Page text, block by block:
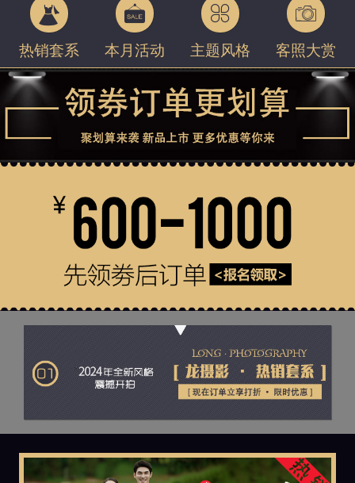
热销套系 本月活动 主题风格 客照大赏